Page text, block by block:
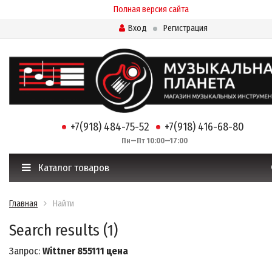
Полная версия сайта
Вход
Регистрация
+7(918) 484-75-52 +7(918) 416-68-80
Пн—Пт 10:00—17:00
Каталог товаров
Главная Найти
Search results (1)
Запрос: Wittner 855111 цена